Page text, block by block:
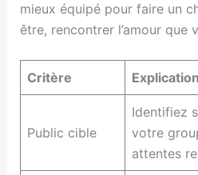
mieux équipé pour faire un
être, rencontrer l’amour que
Critère Explication
Public cible
Identifiez
votre
attentes